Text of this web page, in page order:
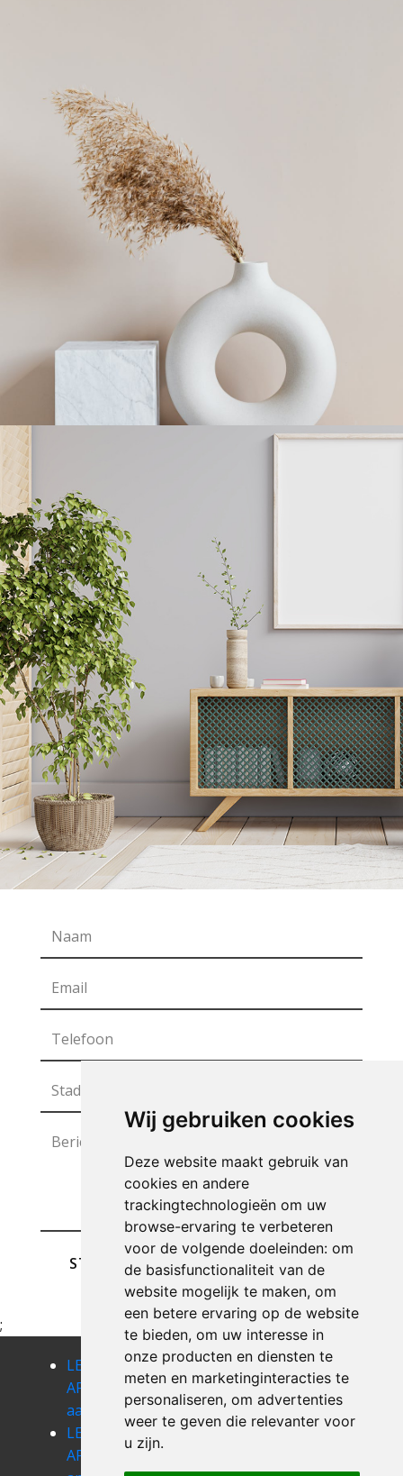
Wij gebruiken cookies
Deze website maakt gebruik van
cookies en andere
trackingtechnologieën om uw
browse-ervaring te verbeteren
voor de volgende doeleinden: om
de basisfunctionaliteit van de
website mogelijk te maken, om
een betere ervaring op de website
te bieden, om uw interesse in
onze producten en diensten te
meten en marketinginteracties te
personaliseren, om advertenties
weer te geven die relevanter voor
u zijn.
STUREN
;
LEEGMAKEN
APPARTEMENT
aartrijke
LEEGMAKEN
APPARTEMENT
adinkerke
LEEGMAKEN
APPARTEMENT
alveringem
LEEGMAKEN
APPARTEMENT
LEEGMAKEN
LEEGMAKEN